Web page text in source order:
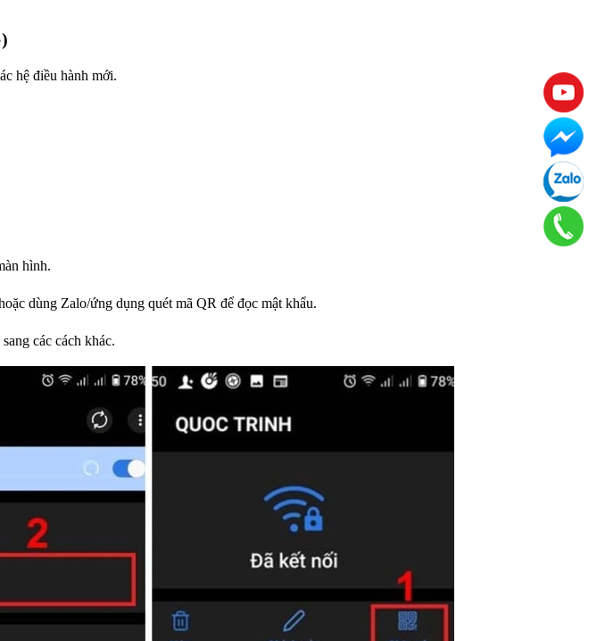
hệ điều hành mới.
hình.
dùng Zalo/ứng dụng quét mã QR để đọc mật khẩu.
các cách khác.